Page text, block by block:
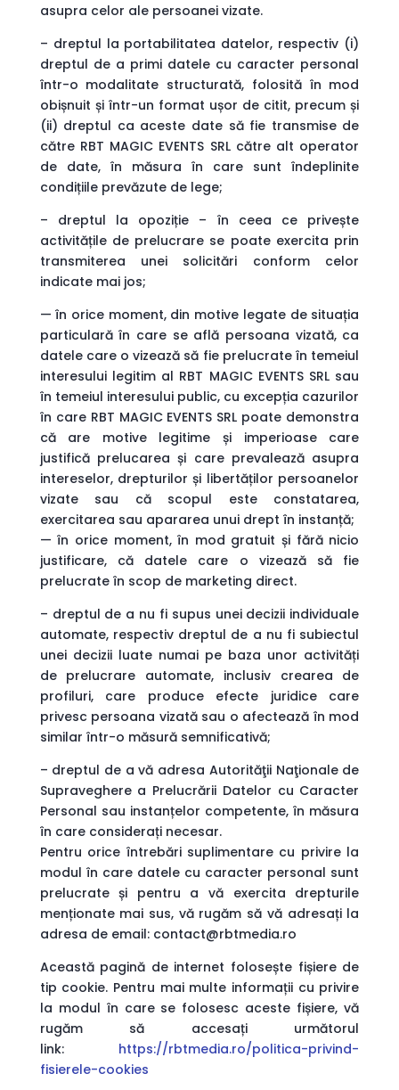
asupra celor ale persoanei vizate.
– dreptul la portabilitatea datelor, respectiv (i)
dreptul de a primi datele cu caracter personal
într-o modalitate structurată, folosită în mod
obișnuit și într-un format ușor de citit, precum și
(ii) dreptul ca aceste date să fie transmise de
către RBT MAGIC EVENTS SRL către alt operator
de date, în măsura în care sunt îndeplinite
condițiile prevăzute de lege;
– dreptul la opoziție – în ceea ce privește
activitățile de prelucrare se poate exercita prin
transmiterea unei solicitări conform celor
indicate mai jos;
— în orice moment, din motive legate de situația
particulară în care se află persoana vizată, ca
datele care o vizează să fie prelucrate în temeiul
interesului legitim al RBT MAGIC EVENTS SRL sau
în temeiul interesului public, cu excepția cazurilor
în care RBT MAGIC EVENTS SRL poate demonstra
că are motive legitime și imperioase care
justifică prelucarea și care prevalează asupra
intereselor, drepturilor și libertăților persoanelor
vizate sau că scopul este constatarea,
exercitarea sau apararea unui drept în instanță;
— în orice moment, în mod gratuit și fără nicio
justificare, că datele care o vizează să fie
prelucrate în scop de marketing direct.
– dreptul de a nu fi supus unei decizii individuale
automate, respectiv dreptul de a nu fi subiectul
unei decizii luate numai pe baza unor activități
de prelucrare automate, inclusiv crearea de
profiluri, care produce efecte juridice care
privesc persoana vizată sau o afectează în mod
similar într-o măsură semnificativă;
– dreptul de a vă adresa Autorităţii Naţionale de
Supraveghere a Prelucrării Datelor cu Caracter
Personal sau instanțelor competente, în măsura
în care considerați necesar.
Pentru orice întrebări suplimentare cu privire la
modul în care datele cu caracter personal sunt
prelucrate și pentru a vă exercita drepturile
menționate mai sus, vă rugăm să vă adresați la
adresa de email: contact@rbtmedia.ro
Această pagină de internet folosește fișiere de
tip cookie. Pentru mai multe informații cu privire
la modul în care se folosesc aceste fișiere, vă
rugăm să accesați următorul
link: https://rbtmedia.ro/politica-privind-
fisierele-cookies